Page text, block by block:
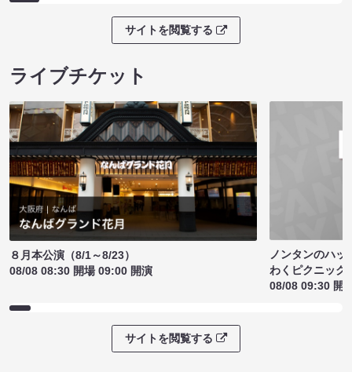
サイトを閲覧する
ライブチケット
８月本公演（8/1～8/23）
08/08 08:30 開場 09:00 開演
ノンタンのハッ
わくピクニック
08/08 09:30 開
サイトを閲覧する